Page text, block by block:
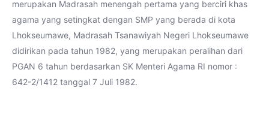
merupakan Madrasah menengah pertama yang berciri khas
agama yang setingkat dengan SMP yang berada di kota
Lhokseumawe, Madrasah Tsanawiyah Negeri Lhokseumawe
didirikan pada tahun 1982, yang merupakan peralihan dari
PGAN 6 tahun berdasarkan SK Menteri Agama RI nomor :
642-2/1412 tanggal 7 Juli 1982.